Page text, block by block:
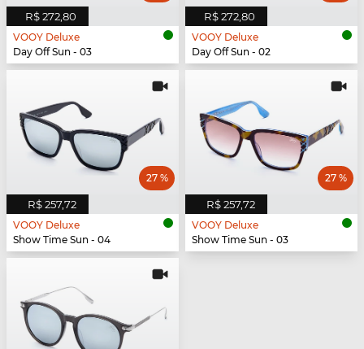
R$ 272,80
VOOY Deluxe
Day Off Sun - 03
R$ 272,80
VOOY Deluxe
Day Off Sun - 02
R$ 257,72
27 %
VOOY Deluxe
Show Time Sun - 04
R$ 257,72
27 %
VOOY Deluxe
Show Time Sun - 03